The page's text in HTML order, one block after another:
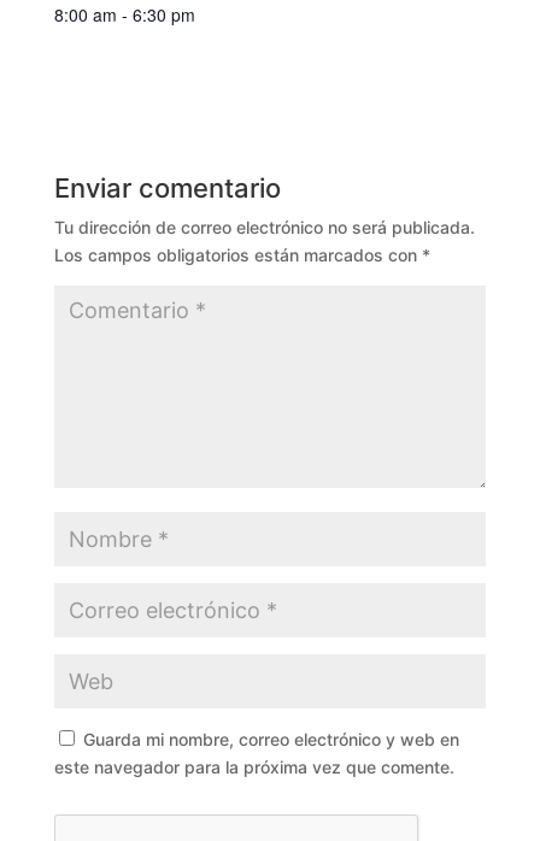
8:00 am - 6:30 pm
Enviar comentario
Tu dirección de correo electrónico no será publicada.
Los campos obligatorios están marcados con *
Guarda mi nombre, correo electrónico y web en
este navegador para la próxima vez que comente.